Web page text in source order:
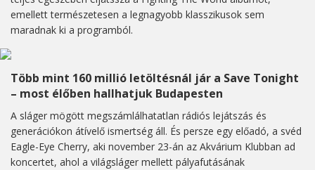
emellett természetesen a legnagyobb klasszikusok sem
maradnak ki a programból.
Több mint 160 millió letöltésnál jár a Save Tonight
– most élőben hallhatjuk Budapesten
A sláger mögött megszámlálhatatlan rádiós lejátszás és
generációkon átívelő ismertség áll. És persze egy előadó, a svéd
Eagle-Eye Cherry, aki november 23-án az Akvárium Klubban ad
koncertet, ahol a világsláger mellett pályafutásának